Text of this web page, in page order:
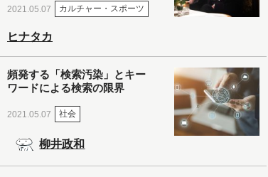
2021.05.07 カルチャー・スポーツ
ヒナタカ
頻発する「検索汚染」とキー
ワードによる検索の限界
2021.05.07 社会
柳井政和